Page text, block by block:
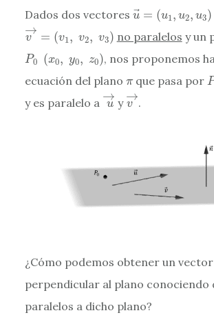
Dados dos vectores u = (u1 , u2, u3)
u =( 3
→
v = (v1 , v2, v3)
v→ v
no paralelos y un
P0 (x0, y0, z0)
P0 x0 0, 0)
, nos proponemos
ecuación del plano π
πque pasa por P
y es paralelo a →
u
u→
y →
v
v→
.
¿Cómo podemos obtener un vector
perpendicular al plano conociendo
paralelos a dicho plano?